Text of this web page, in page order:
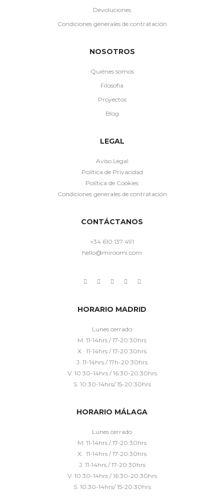
Devoluciones
Condiciones generales de contratación
NOSOTROS
Quiénes somos
Filosofía
Proyectos
Blog
LEGAL
Aviso Legal
Política de Privacidad
Política de Cookies
Condiciones generales de contratación
CONTÁCTANOS
+34 610 137 491
hello@miroomi.com
HORARIO MADRID
Lunes cerrado
M. 11-14hrs / 17-20:30hrs
X. 11-14hrs / 17-20:30hrs
J. 11-14hrs / 17h-20:30hrs
V. 10:30-14hrs / 16:30-20:30hrs
S. 10:30-14hrs/ 15-20:30hrs
HORARIO MÁLAGA
Lunes cerrado
M. 11-14hrs / 17-20:30hrs
X. 11-14hrs / 17-20:30hrs
J. 11-14hrs / 17-20:30hrs
V. 10:30-14hrs / 16:30-20:30hrs
S. 10:30-14hrs/ 15-20:30hrs